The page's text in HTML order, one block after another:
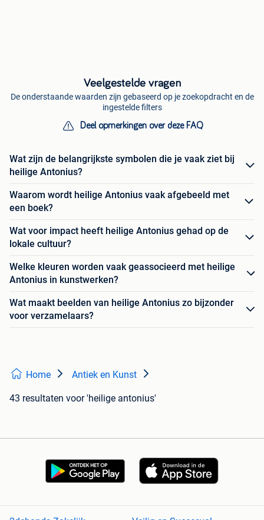
Veelgestelde vragen
De onderstaande waarden zijn gebaseerd op je zoekopdracht en de
ingestelde filters
Deel opmerkingen over deze FAQ
Wat zijn de belangrijkste symbolen die je vaak ziet bij
heilige Antonius?
Waarom wordt heilige Antonius vaak afgebeeld met
een boek?
Wat voor impact heeft heilige Antonius gehad op de
lokale cultuur?
Welke kleuren worden vaak geassocieerd met heilige
Antonius in kunstwerken?
Wat maakt beelden van heilige Antonius zo bijzonder
voor verzamelaars?
Home Antiek en Kunst
43 resultaten voor 'heilige antonius'